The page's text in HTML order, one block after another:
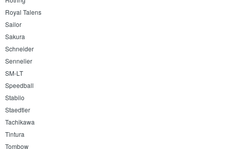
Royal Talens
Sailor
Sakura
Schneider
Sennelier
SM-LT
Speedball
Stabilo
Staedtler
Tachikawa
Tintura
Tombow